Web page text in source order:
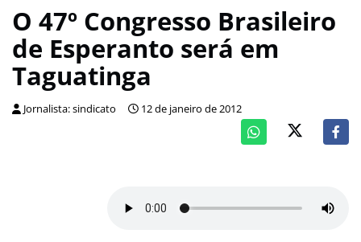
O 47º Congresso Brasileiro
de Esperanto será em
Taguatinga
Jornalista: sindicato 12 de janeiro de 2012